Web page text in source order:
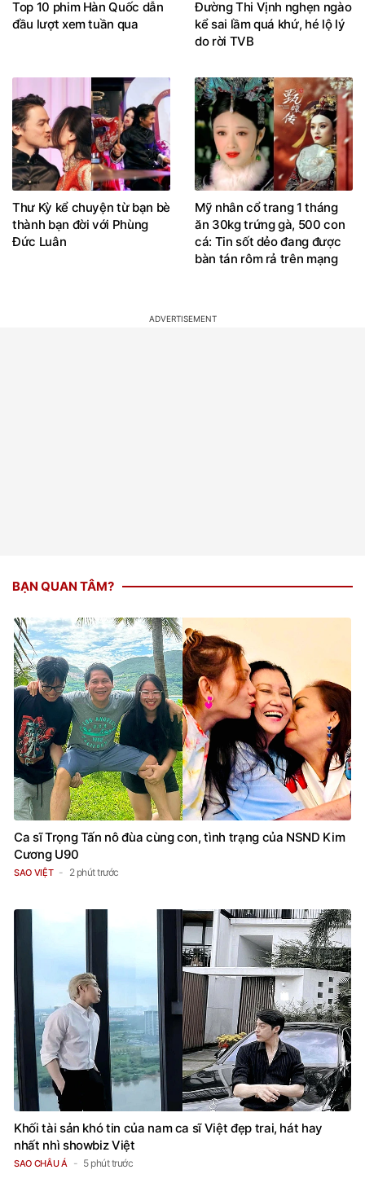
Top 10 phim Hàn Quốc dẫn
đầu lượt xem tuần qua
Đường Thi Vịnh nghẹn ngào
kể sai lầm quá khứ, hé lộ lý
do rời TVB
Thư Kỳ kể chuyện từ bạn bè
thành bạn đời với Phùng
Đức Luân
Mỹ nhân cổ trang 1 tháng
ăn 30kg trứng gà, 500 con
cá: Tin sốt dẻo đang được
bàn tán rôm rả trên mạng
BẠN QUAN TÂM?
Ca sĩ Trọng Tấn nô đùa cùng con, tình trạng của NSND Kim
Cương U90
SAO VIỆT 2 phút trước
Khối tài sản khó tin của nam ca sĩ Việt đẹp trai, hát hay
nhất nhì showbiz Việt
SAO CHÂU Á 5 phút trước